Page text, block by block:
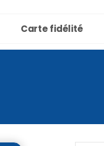
Carte fidélité